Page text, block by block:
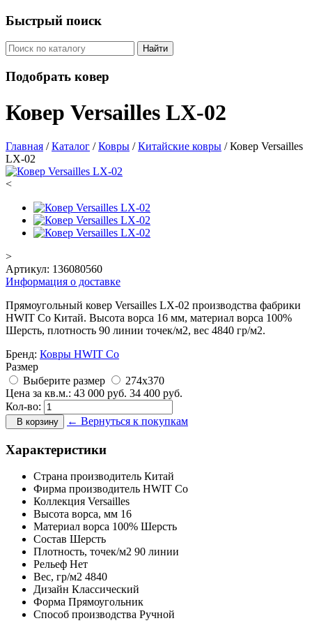
Быстрый поиск
Найти
Подобрать ковер
Ковер Versailles LX-02
Главная / Каталог / Ковры / Китайские ковры / Ковер Versailles
LX-02
<
>
Артикул: 136080560
Информация о доставке
Прямоугольный ковер Versailles LX-02 производства фабрики
HWIT Co Китай. Высота ворса 16 мм, материал ворса 100%
Шерсть, плотность 90 линии точек/м2, вес 4840 гр/м2.
Бренд: Ковры HWIT Co
Размер
Выберите размер
274x370
Цена за кв.м.: 43 000 руб. 34 400 руб.
Кол-во:
В корзину ← Вернуться к покупкам
Характеристики
Страна производитель Китай
Фирма производитель HWIT Co
Коллекция Versailles
Высота ворса, мм 16
Материал ворса 100% Шерсть
Состав Шерсть
Плотность, точек/м2 90 линии
Рельеф Нет
Вес, гр/м2 4840
Дизайн Классический
Форма Прямоугольник
Способ производства Ручной